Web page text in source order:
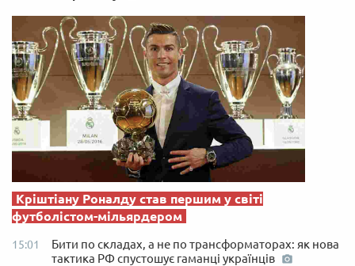
Кріштіану Роналду став першим у світі
футболістом-мільярдером
15:01
Бити по складах, а не по трансформаторах: як нова
тактика РФ спустошує гаманці українців